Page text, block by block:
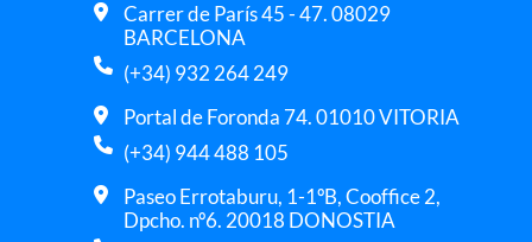
Carrer de París 45 - 47. 08029
BARCELONA
(+34) 932 264 249
Portal de Foronda 74. 01010 VITORIA
(+34) 944 488 105
Paseo Errotaburu, 1-1ºB, Cooffice 2,
Dpcho. nº6. 20018 DONOSTIA